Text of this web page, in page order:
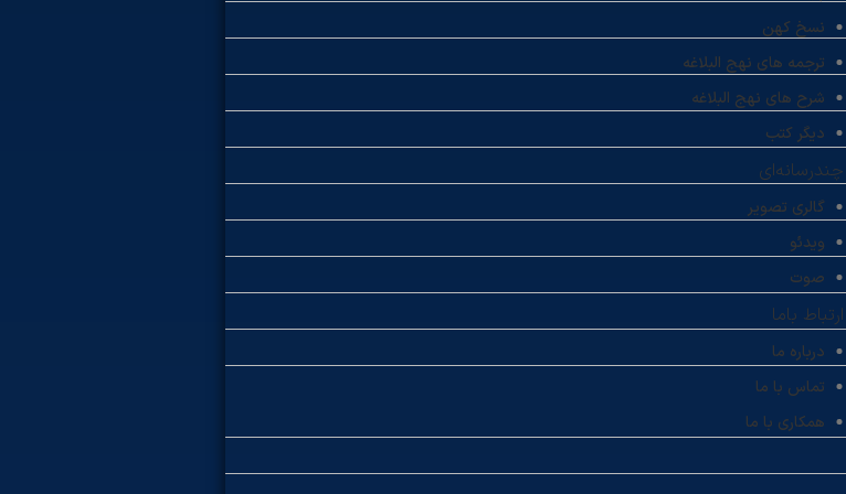
نسخ کهن
ترجمه های نهج البلاغه
شرح های نهج البلاغه
دیگر کتب
چندرسانه‌ای
گالری تصویر
ویدئو
صوت
ارتباط باما
درباره ما
تماس با ما
همکاری با ما